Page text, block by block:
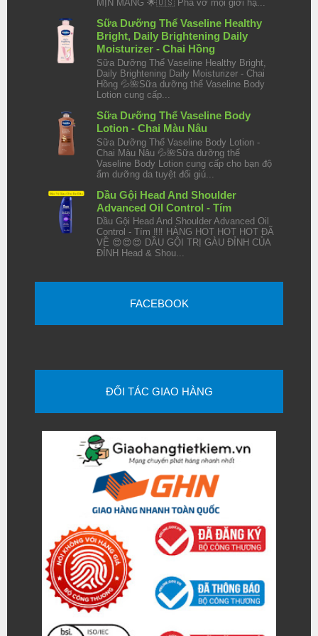
MỊN MÀNG 🌟🇺🇸 Phá vỡ mọi giới hạ...
Sữa Dưỡng Thể Vaseline Healthy
Bright, Daily Brightening Daily
Moisturizer - Chai Hồng
Sữa Dưỡng Thể Vaseline Healthy Bright,
Daily Brightening Daily Moisturizer - Chai
Hồng 💦🌺Sữa dưỡng thể Vaseline Body
Lotion cung cấp...
Sữa Dưỡng Thể Vaseline Body
Lotion - Chai Màu Nâu
Sữa Dưỡng Thể Vaseline Body Lotion -
Chai Màu Nâu 💦🌺Sữa dưỡng thể
Vaseline Body Lotion cung cấp cho bạn độ
ẩm dưỡng da tuyệt đối giú...
Dầu Gội Head And Shoulder
Advanced Oil Control - Tím
Dầu Gội Head And Shoulder Advanced Oil
Control - Tím ‼️‼️ HÀNG HOT HOT HOT ĐÃ
VỀ 😍😍😍 DẦU GỘI TRỊ GÀU ĐỈNH CỦA
ĐỈNH Head & Shou...
FACEBOOK
ĐỐI TÁC GIAO HÀNG